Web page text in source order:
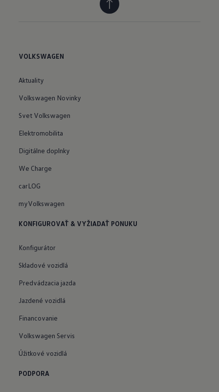
VOLKSWAGEN
Aktuality
Volkswagen Novinky
Svet Volkswagen
Elektromobilita
Digitálne doplnky
We Charge
carLOG
myVolkswagen
KONFIGUROVAŤ & VYŽIADAŤ PONUKU
Konfigurátor
Skladové vozidlá
Predvádzacia jazda
Jazdené vozidlá
Financovanie
Volkswagen Servis
Úžitkové vozidlá
PODPORA